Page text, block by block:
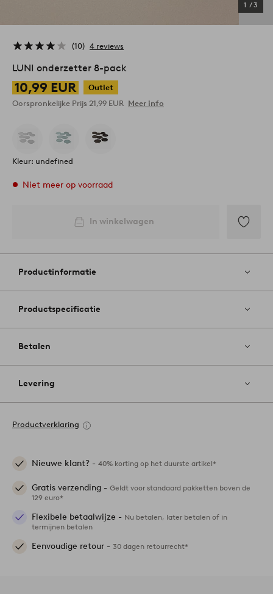
1 /3
10 4 reviews
LUNI onderzetter 8-pack
10,99 EUR
Outlet
Oorspronkelijke Prijs 21,99 EUR Meer info
Kleur: undefined
Niet meer op voorraad
In winkelwagen
aan
Productinformatie
Productspecificatie
Betalen
Levering
Productverklaring
Nieuwe klant? - 40% korting op het duurste artikel*
Gratis verzending - Geldt voor standaard pakketten boven de
129 euro*
Flexibele betaalwijze - Nu betalen, later betalen of in
termijnen betalen
Eenvoudige retour - 30 dagen retourrecht*